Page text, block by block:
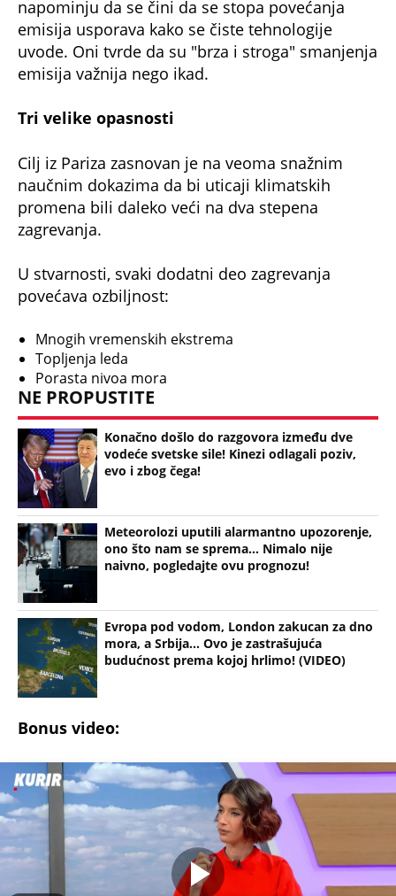
napominju da se čini da se stopa povećanja
emisija usporava kako se čiste tehnologije
uvode. Oni tvrde da su "brza i stroga" smanjenja
emisija važnija nego ikad.
Tri velike opasnosti
Cilj iz Pariza zasnovan je na veoma snažnim
naučnim dokazima da bi uticaji klimatskih
promena bili daleko veći na dva stepena
zagrevanja.
U stvarnosti, svaki dodatni deo zagrevanja
povećava ozbiljnost:
Mnogih vremenskih ekstrema
Topljenja leda
Porasta nivoa mora
NE PROPUSTITE
Konačno došlo do razgovora između dve
vodeće svetske sile! Kinezi odlagali poziv,
evo i zbog čega!
Meteorolozi uputili alarmantno upozorenje,
ono što nam se sprema... Nimalo nije
naivno, pogledajte ovu prognozu!
Evropa pod vodom, London zakucan za dno
mora, a Srbija... Ovo je zastrašujuća
budućnost prema kojoj hrlimo! (VIDEO)
Bonus video: